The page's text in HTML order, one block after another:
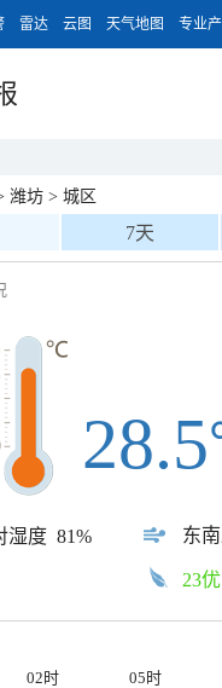
雷达 云图 天气地图 专业
潍坊 > 城区
7天
湿度 81% 东
28.5
23优
02时 05时